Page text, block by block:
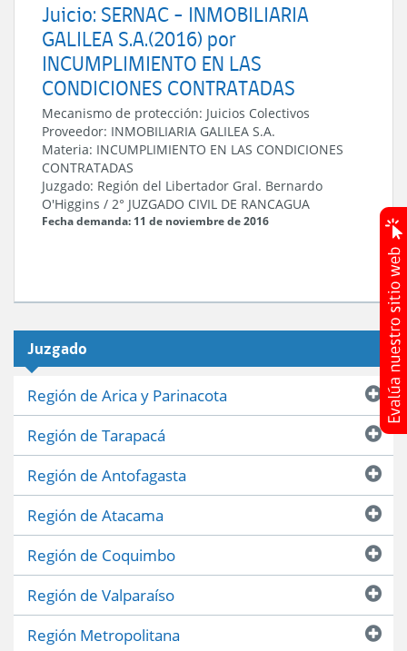
Juicio: SERNAC - INMOBILIARIA
GALILEA S.A.(2016) por
INCUMPLIMIENTO EN LAS
CONDICIONES CONTRATADAS
Mecanismo de protección: Juicios Colectivos
Proveedor: INMOBILIARIA GALILEA S.A.
Materia: INCUMPLIMIENTO EN LAS CONDICIONES
CONTRATADAS
Juzgado: Región del Libertador Gral. Bernardo
O'Higgins / 2° JUZGADO CIVIL DE RANCAGUA
Fecha demanda: 11 de noviembre de 2016
Juzgado
Región de Arica y Parinacota
Región de Tarapacá
Región de Antofagasta
Región de Atacama
Región de Coquimbo
Región de Valparaíso
Región Metropolitana